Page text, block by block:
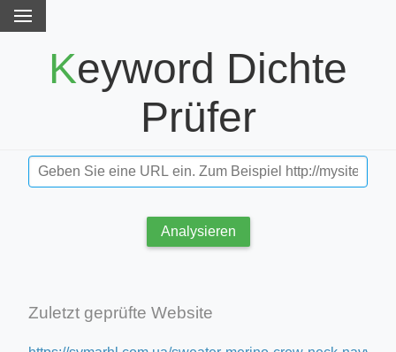
Keyword Dichte
Prüfer
Analysieren
Zuletzt geprüfte Website